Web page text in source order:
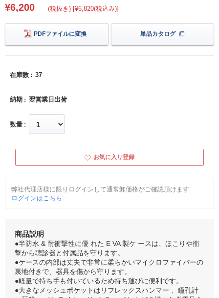
¥6,200 (税抜き) [¥6,820(税込み)]
PDFファイルに変換 単品カタログ
在庫数 37
納期 翌営業日出荷
数量
お気に入り登録
弊社代理店様に限りログインして通常卸価格がご確認頂けます
ログインはこちら
商品説明
●半防水 & 耐衝撃性に優 れた E VA 製ケ ースは、ほこりや衝
撃から聴診器と付属品を守ります。
●ケースの内部は丈夫で非常に柔らかいマイクロファイバーの
裏地付きで、器具を傷から守ります。
●軽量で持ち手も付いているため持ち運びに便利です。
●大きなメッシュポケットはリフレックスハンマー 、瞳孔計